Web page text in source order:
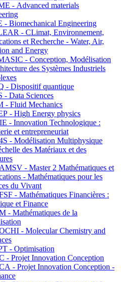
- Advanced materials
- Biomechanical Engineering
- CLimat, Environnement,
et Recherche - Water, Air,
and Energy
- Conception, Modélisation
des Systèmes Industriels
- Dispositif quantique
- Data Sciences
- Fluid Mechanics
- High Energy physics
- Innovation Technologique :
et entrepreneuriat
- Modélisation Multiphysique
des Matériaux et des
- Master 2 Mathématiques et
- Mathématiques pour les
du Vivant
- Mathématiques Financières :
et Finance
- Mathématiques de la
- Molecular Chemistry and
- Optimisation
- Projet Innovation Conception
- Projet Innovation Conception -